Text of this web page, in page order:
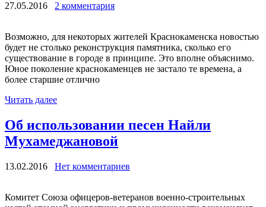
27.05.2016 2 комментария
Возможно, для некоторых жителей Краснокаменска новостью
будет не столько реконструкция памятника, сколько его
существование в городе в принципе. Это вполне объяснимо.
Юное поколение краснокаменцев не застало те времена, а
более старшие отлично
Читать далее
Об использовании песен Найли
Мухамеджановой
13.02.2016 Нет комментариев
Комитет Союза офицеров-ветеранов военно-строительных